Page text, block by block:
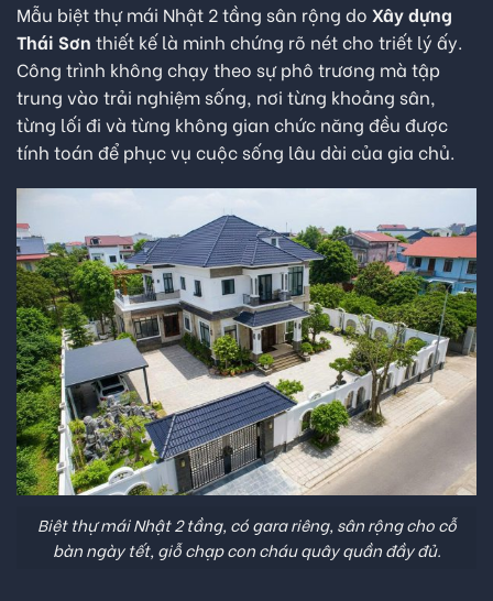
Mẫu biệt thự mái Nhật 2 tầng sân rộng do Xây dựng
Thái Sơn thiết kế là minh chứng rõ nét cho triết lý ấy.
Công trình không chạy theo sự phô trương mà tập
trung vào trải nghiệm sống, nơi từng khoảng sân,
từng lối đi và từng không gian chức năng đều được
tính toán để phục vụ cuộc sống lâu dài của gia chủ.
Biệt thự mái Nhật 2 tầng, có gara riêng, sân rộng cho cỗ
bàn ngày tết, giỗ chạp con cháu quây quần đầy đủ.